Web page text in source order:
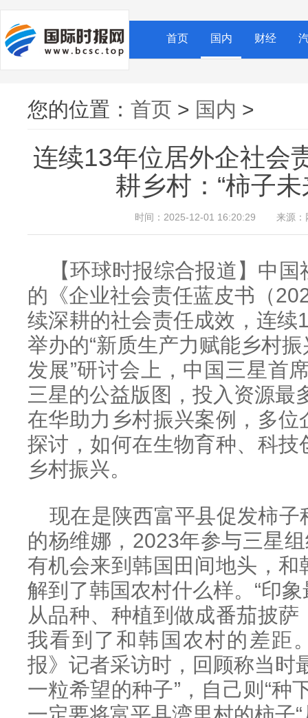
首页 国内 财经
您的位置： 首页 > 国内 >
连续13年位居外企社会
耕乡村：“柿子
时间：2025-12-01 16:20:29 来源
【环球时报综合报道】中
的《企业社会责任蓝皮书（
续深耕的社会责任成效，连
举办的“新质生产力赋能乡村
发展”研讨会上，中国三星首
三星的公益版图，投入资源最
在华助力乡村振兴案例，多
探讨，如何在生物育种、科
乡村振兴。
现在是陕西富平县促发柿
的杨维娜，2023年参与三星
有机会来到韩国田间地头，
解到了韩国农村什么样。“印
从品种、种植到做成番茄披
我看到了和韩国农村的差距
报》记者采访时，回顾称当时
一粒希望的种子”，自己则“种